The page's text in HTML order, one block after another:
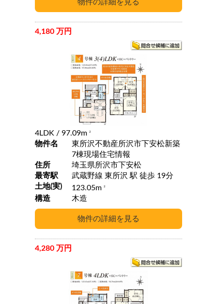
4,180 万円
4LDK / 97.09m 2
物件名
東所沢不動産所沢市下安松新築
7棟現場住宅情報
住所
埼玉県所沢市下安松
最寄駅
武蔵野線 東所沢 駅 徒歩 19分
土地(実)
123.05m 2
構造 木造
4,280 万円